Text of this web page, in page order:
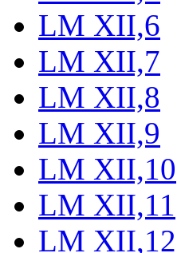
LM XII,6
LM XII,7
LM XII,8
LM XII,9
LM XII,10
LM XII,11
LM XII,12